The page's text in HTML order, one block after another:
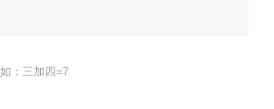
：三加四=7